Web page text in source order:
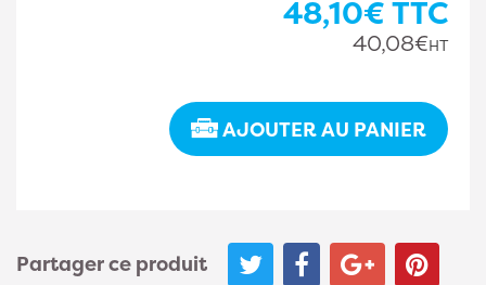
48,10€TTC
40,08€HT
AJOUTER AU PANIER
Partager ce produit